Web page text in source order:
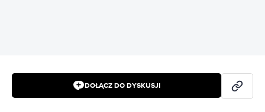
DOŁĄCZ DO DYSKUSJI